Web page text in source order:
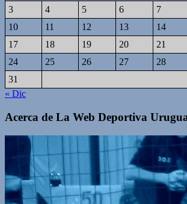
3
4 5 6 7
10
11 12 13 14
17
18 19 20 21
24
25 26 27 28
31
« Dic
Acerca de La Web Deportiva